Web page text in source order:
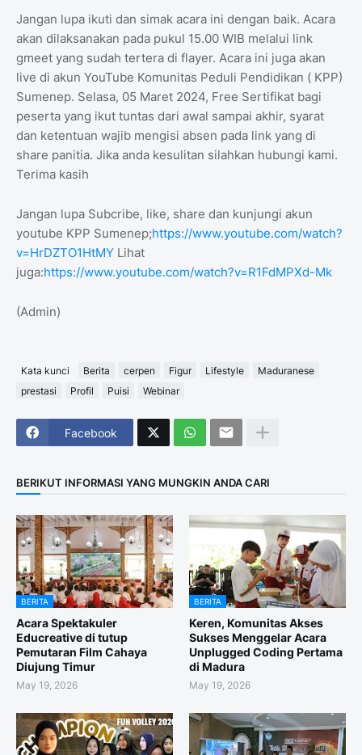
Jangan lupa ikuti dan simak acara ini dengan baik. Acara
akan dilaksanakan pada pukul 15.00 WIB melalui link
gmeet yang sudah tertera di flayer. Acara ini juga akan
live di akun YouTube Komunitas Peduli Pendidikan ( KPP)
Sumenep. Selasa, 05 Maret 2024, Free Sertifikat bagi
peserta yang ikut tuntas dari awal sampai akhir, syarat
dan ketentuan wajib mengisi absen pada link yang di
share panitia. Jika anda kesulitan silahkan hubungi kami.
Terima kasih
Jangan lupa Subcribe, like, share dan kunjungi akun
youtube KPP Sumenep;https://www.youtube.com/watch?
v=HrDZTO1HtMY Lihat
juga:https://www.youtube.com/watch?v=R1FdMPXd-Mk
(Admin)
Kata kunci Berita cerpen Figur Lifestyle
Maduranese
prestasi
Profil Puisi Webinar
Facebook
BERIKUT INFORMASI YANG MUNGKIN ANDA CARI
BERITA
Acara Spektakuler
Educreative di tutup
Pemutaran Film Cahaya
Diujung Timur
May 19, 2026
BERITA
Keren, Komunitas Akses
Sukses Menggelar Acara
Unplugged Coding Pertama
di Madura
May 19, 2026